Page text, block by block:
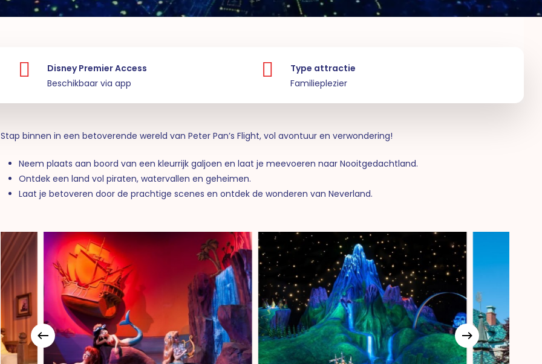
Disney Premier Access
Beschikbaar via app
Type attractie
Familieplezier
Stap binnen in een betoverende wereld van Peter Pan’s Flight, vol avontuur en verwondering!
Neem plaats aan boord van een kleurrijk galjoen en laat je meevoeren naar Nooitgedachtland.
Ontdek een land vol piraten, watervallen en geheimen.
Laat je betoveren door de prachtige scenes en ontdek de wonderen van Neverland.